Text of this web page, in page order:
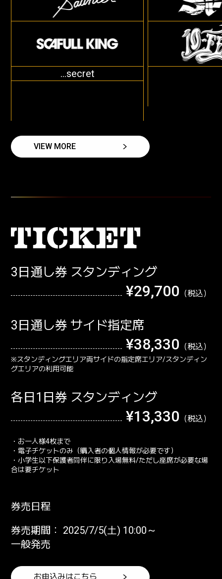
...secret
VIEW MORE
3日通し券 スタンディング
¥29,700
3日通し券 サイド指定席
¥38,330
※スタンディングエリア両サイドの指定席エリア/スタンディン
グエリアの利用可能
各日1日券 スタンディング
¥13,330
・お一人様4枚まで
・電子チケットのみ（購入者の個人情報が必要です）
・小学生以下保護者同伴に限り入場無料/ただし座席が必要な場
合は要チケット
券売日程
券売期間： 2025/7/5(土) 10:00～
一般発売
お申込みはこちら